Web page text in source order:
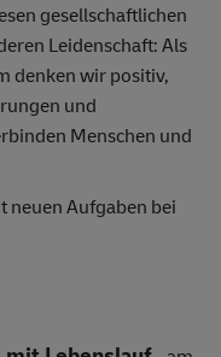
gesellschaftlichen
Leidenschaft: Als
denken wir positiv,
und
Menschen und
neuen Aufgaben bei